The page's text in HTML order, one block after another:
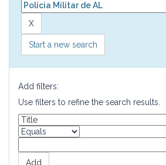
Start a new search
Add filters:
Use filters to refine the search results.